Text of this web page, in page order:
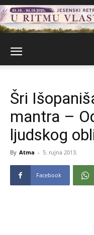
Šri
mantra –
ljudskog
By Atma - 5. rujna 2013.
Facebook